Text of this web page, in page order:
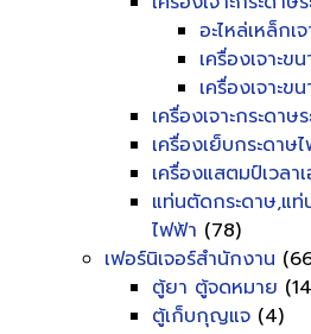
อะไหล่เหล็กเจ
เครื่องเจาะข
เครื่องเจาะข
เครื่องเจาะกระดาษ
เครื่องเย็บกระดาษ
เครื่องแสตมป์เวล
แท่นตัดกระดาษ,แ
ไฟฟ้า (78)
เฟอร์นิเจอร์สำนักงาน
ตู้ยา ตู้จดหมาย
ตู้เก็บกุญแจ (4)